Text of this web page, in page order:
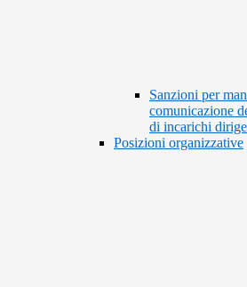
Sanzioni per
comunicazione
di incarichi
Posizioni organizzative